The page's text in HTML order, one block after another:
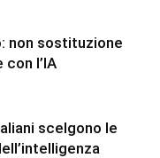
non sostituzione
l’IA
scelgono le